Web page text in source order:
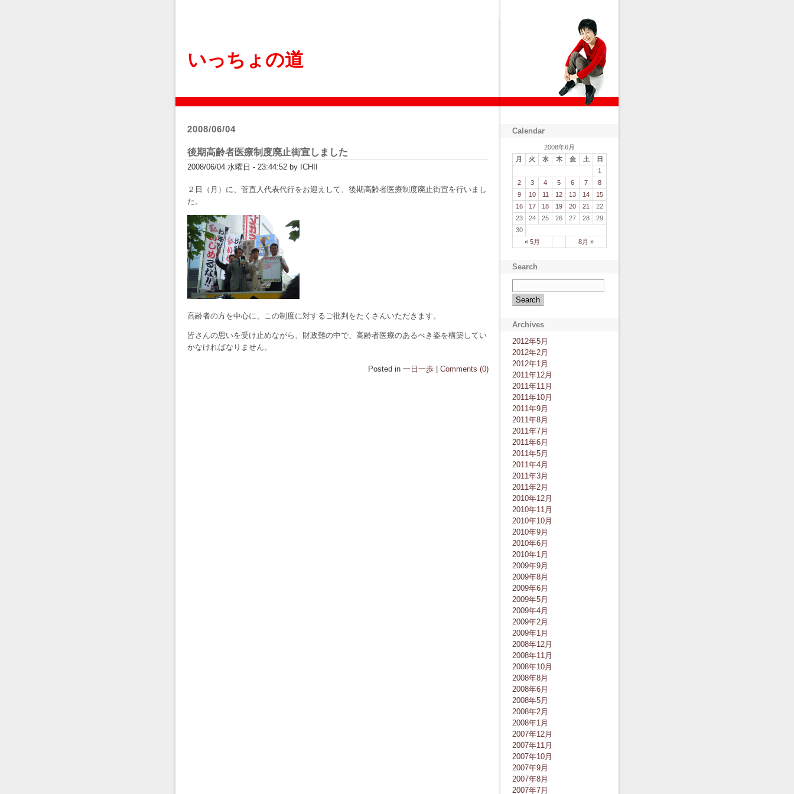
いっちょの道
2008/06/04
後期高齢者医療制度廃止街宣しました
2008/06/04 水曜日 - 23:44:52 by ICHII
２日（月）に、菅直人代表代行をお迎えして、後期高齢者医療制度廃止街宣を行いまし
た。
高齢者の方を中心に、この制度に対するご批判をたくさんいただきます。
皆さんの思いを受け止めながら、財政難の中で、高齢者医療のあるべき姿を構築してい
かなければなりません。
Posted in 一日一歩 Comments (0)
Calendar
2008年6月
月
火 水 木 金 土 日
« 5月 8月 »
1
2
3 4 5 6 7
8
9
10 11 12 13 14
15
16
17 18 19 20 21
22
23
24 25 26 27 28
29
30
Search
Archives
2012年5月
2012年2月
2012年1月
2011年12月
2011年11月
2011年10月
2011年9月
2011年8月
2011年7月
2011年6月
2011年5月
2011年4月
2011年3月
2011年2月
2010年12月
2010年11月
2010年10月
2010年9月
2010年6月
2010年1月
2009年9月
2009年8月
2009年6月
2009年5月
2009年4月
2009年2月
2009年1月
2008年12月
2008年11月
2008年10月
2008年8月
2008年6月
2008年5月
2008年2月
2008年1月
2007年12月
2007年11月
2007年10月
2007年9月
2007年8月
2007年7月